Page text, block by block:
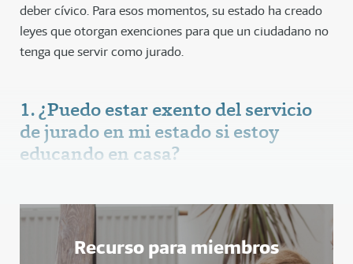
deber cívico. Para esos momentos, su estado ha creado
leyes que otorgan exenciones para que un ciudadano no
tenga que servir como jurado.
1. ¿Puedo estar exento del servicio
de jurado en mi estado si estoy
educando en casa?
Recurso para miembros